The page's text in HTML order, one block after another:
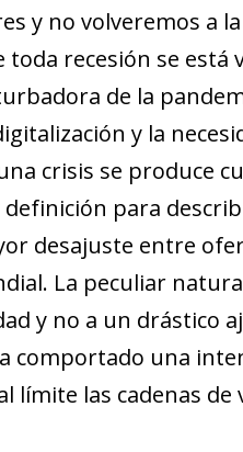
y no volveremos a
recesión se está
de la
y la
crisis se produce
definición para
desajuste entre
La peculiar
y no a un drástico
comportado una
límite las cadenas de